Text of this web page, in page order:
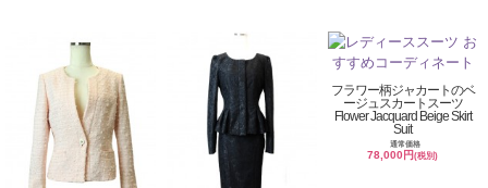
フラワー柄ジャカートのベ
ージュスカートスーツ
Flower Jacquard Beige Skirt
Suit
通常価格
78,000円(税別)